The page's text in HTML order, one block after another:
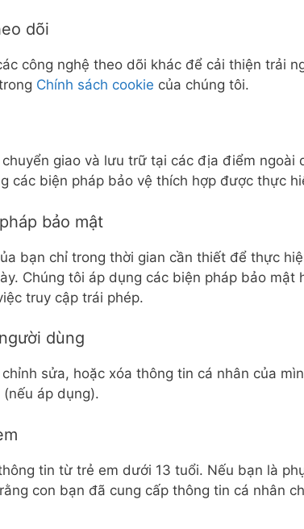
dõi
công nghệ theo dõi khác để cải thiện trải
Chính sách cookie của chúng tôi.
giao và lưu trữ tại các địa điểm ngoài
các biện pháp bảo vệ thích hợp được thực
bảo mật
bạn chỉ trong thời gian cần thiết để thực
Chúng tôi áp dụng các biện pháp bảo mật
truy cập trái phép.
dùng
sửa, hoặc xóa thông tin cá nhân của
(nếu áp dụng).
tin từ trẻ em dưới 13 tuổi. Nếu bạn là
con bạn đã cung cấp thông tin cá nhân